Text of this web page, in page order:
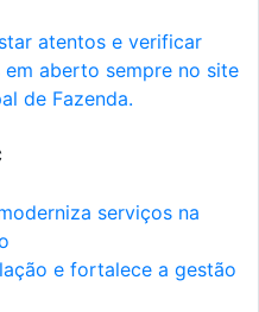
atentos e verificar
aberto sempre no site
de Fazenda.
serviços na
e fortalece a gestão